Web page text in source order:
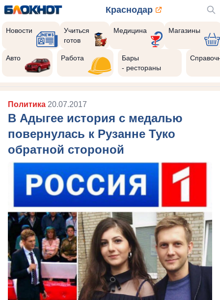
Краснодар
Новости
Учиться
готов
Медицина Магазины
Авто Работа
Бары
- рестораны
Политика 20.07.2017
В Адыгее история с медалью
повернулась к Рузанне Туко
обратной стороной
Реклама закроется через: